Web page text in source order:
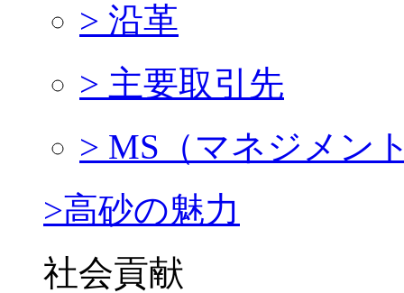
> 沿革
> 主要取引先
> MS（マネジメン
>高砂の魅力
社会貢献